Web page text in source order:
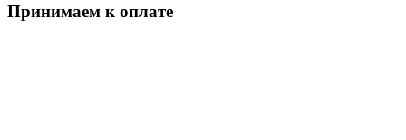
Принимаем к оплате